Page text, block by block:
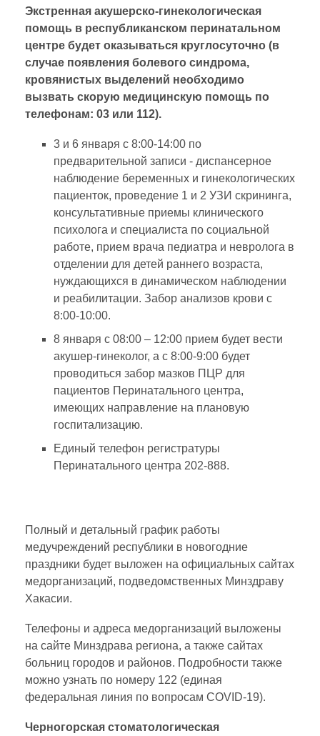
Экстренная акушерско-гинекологическая
помощь в республиканском перинатальном
центре будет оказываться круглосуточно (в
случае появления болевого синдрома,
кровянистых выделений необходимо
вызвать скорую медицинскую помощь по
телефонам: 03 или 112).
3 и 6 января с 8:00-14:00 по
предварительной записи - диспансерное
наблюдение беременных и гинекологических
пациенток, проведение 1 и 2 УЗИ скрининга,
консультативные приемы клинического
психолога и специалиста по социальной
работе, прием врача педиатра и невролога в
отделении для детей раннего возраста,
нуждающихся в динамическом наблюдении
и реабилитации. Забор анализов крови с
8:00-10:00.
8 января с 08:00 – 12:00 прием будет вести
акушер-гинеколог, а с 8:00-9:00 будет
проводиться забор мазков ПЦР для
пациентов Перинатального центра,
имеющих направление на плановую
госпитализацию.
Единый телефон регистратуры
Перинатального центра 202-888.
Полный и детальный график работы
медучреждений республики в новогодние
праздники будет выложен на официальных сайтах
медорганизаций, подведомственных Минздраву
Хакасии.
Телефоны и адреса медорганизаций выложены
на сайте Минздрава региона, а также сайтах
больниц городов и районов. Подробности также
можно узнать по номеру 122 (единая
федеральная линия по вопросам COVID-19).
Черногорская стоматологическая